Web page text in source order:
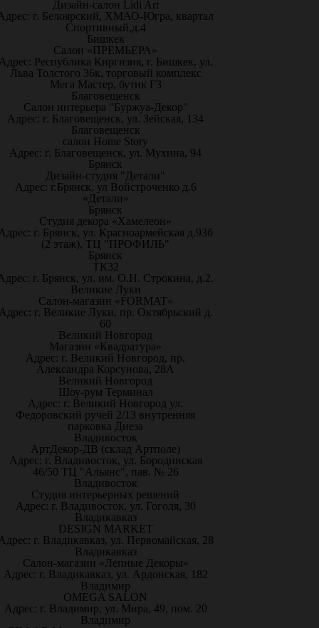
Дизайн-салон Lidi Art
г. Белоярский, ХМАО-Югра, квартал
Спортивный,д.4
Бишкек
Салон «ПРЕМЬЕРА»
Республика Киргизия, г. Бишкек, ул.
Льва Толстого 36к, торговый комплекс
Мега Мастер, бутик Г3
Благовещенск
Салон интерьера "Буржуа-Декор"
Адрес: г. Благовещенск, ул. Зейская, 134
Благовещенск
салон Home Story
Адрес: г. Благовещенск, ул. Мухина, 94
Брянск
Дизайн-студия "Детали"
Адрес: г.Брянск, ул Войстроченко д.6
«Детали»
Брянск
Студия декора «Хамелеон»
г. Брянск, ул. Красноармейская д.93б
(2 этаж), ТЦ "ПРОФИЛЬ"
Брянск
ТК32
г. Брянск, ул. им. О.Н. Строкина, д.2.
Великие Луки
Салон-магазин «FORMAT»
г. Великие Луки, пр. Октябрьский д.
60
Великий Новгород
Магазин «Квадратура»
Адрес: г. Великий Новгород, пр.
Александра Корсунова, 28А
Великий Новгород
Шоу-рум Терминал
Адрес: г. Великий Новгород ул.
Федоровский ручей 2/13 внутренняя
парковка Диеза
Владивосток
АртДекор-ДВ (склад Артполе)
Адрес: г. Владивосток, ул. Бородинская
46/50 ТЦ "Альянс", пав. № 26
Владивосток
Студия интерьерных решений
Адрес: г. Владивосток, ул. Гоголя, 30
Владикавказ
DESIGN MARKET
г. Владикавказ, ул. Первомайская, 28
Владикавказ
Салон-магазин «Лепные Декоры»
Адрес: г. Владикавказ, ул. Ардонская, 182
Владимир
OMEGA SALON
Адрес: г. Владимир, ул. Мира, 49, пом. 20
Владимир